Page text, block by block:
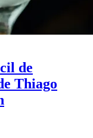
de
Thiago